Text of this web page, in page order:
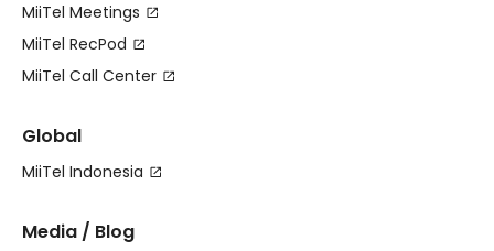
MiiTel Meetings
MiiTel RecPod
MiiTel Call Center
Global
MiiTel Indonesia
Media / Blog